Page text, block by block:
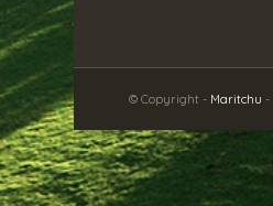
© Copyright - Maritchu -